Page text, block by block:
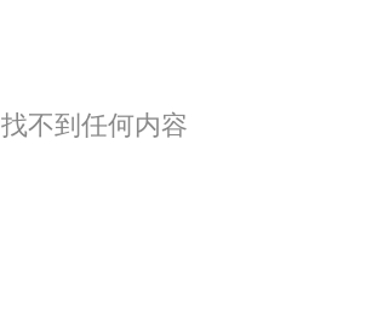
找不到任何内容